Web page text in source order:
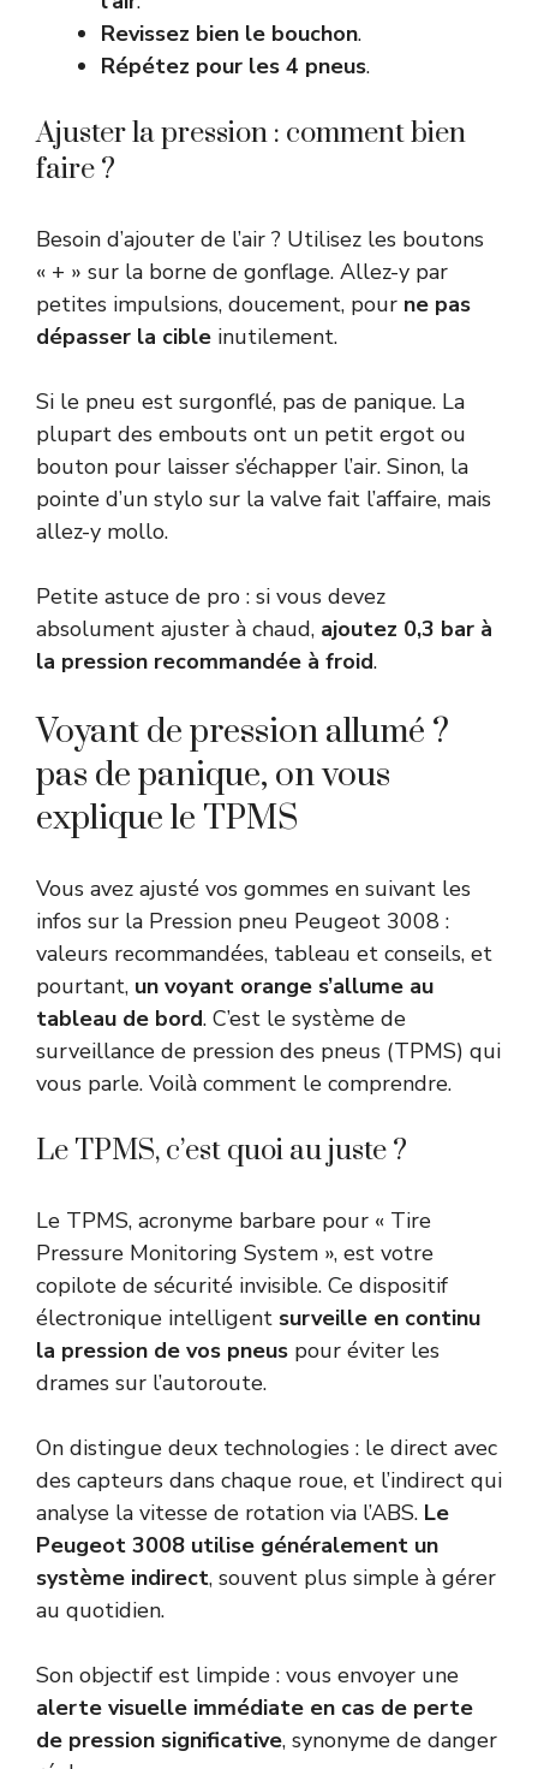
Revissez bien le bouchon.
Répétez pour les 4 pneus.
Ajuster la pression : comment bien
faire ?
Besoin d’ajouter de l’air ? Utilisez les boutons
« + » sur la borne de gonflage. Allez-y par
petites impulsions, doucement, pour ne pas
dépasser la cible inutilement.
Si le pneu est surgonflé, pas de panique. La
plupart des embouts ont un petit ergot ou
bouton pour laisser s’échapper l’air. Sinon, la
pointe d’un stylo sur la valve fait l’affaire, mais
allez-y mollo.
Petite astuce de pro : si vous devez
absolument ajuster à chaud, ajoutez 0,3 bar à
la pression recommandée à froid.
Voyant de pression allumé ?
pas de panique, on vous
explique le TPMS
Vous avez ajusté vos gommes en suivant les
infos sur la Pression pneu Peugeot 3008 :
valeurs recommandées, tableau et conseils, et
pourtant, un voyant orange s’allume au
tableau de bord. C’est le système de
surveillance de pression des pneus (TPMS) qui
vous parle. Voilà comment le comprendre.
Le TPMS, c’est quoi au juste ?
Le TPMS, acronyme barbare pour « Tire
Pressure Monitoring System », est votre
copilote de sécurité invisible. Ce dispositif
électronique intelligent surveille en continu
la pression de vos pneus pour éviter les
drames sur l’autoroute.
On distingue deux technologies : le direct avec
des capteurs dans chaque roue, et l’indirect qui
analyse la vitesse de rotation via l’ABS. Le
Peugeot 3008 utilise généralement un
système indirect, souvent plus simple à gérer
au quotidien.
Son objectif est limpide : vous envoyer une
alerte visuelle immédiate en cas de perte
de pression significative, synonyme de danger